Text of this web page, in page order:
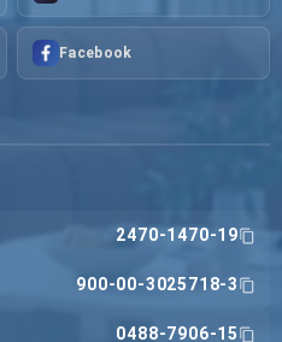
Facebook
2470-1470-19
900-00-3025718-3
0488-7906-15